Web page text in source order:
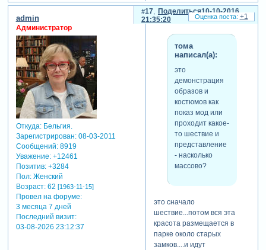
Поделиться
17
10-10-2016
21:35:20
admin
Администратор
Откуда:Бельгия.
Зарегистрирован: 08-03-2011
Сообщений:8919
Уважение: +12461
Позитив: +3284
Пол:Женский
Возраст:62 [1963-11-15]
Провел на форуме:
3 месяца 7 дней
Последний визит:
03-08-2026 23:12:37
тома
написал(а):
это
демонстрация
образов и
костюмов как
показ мод или
проходит какое-
то шествие и
представление
- насколько
массово?
это сначало
шествие...потом вся эта
красота размещается в
парке около старых
замков....и идут
+1